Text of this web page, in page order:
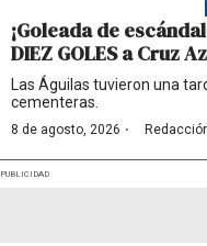
¡Goleada de
DIEZ GOLES a Cruz
Las Águilas tuvieron una
cementeras.
8 de agosto, 2026 ·
PUBLICIDAD